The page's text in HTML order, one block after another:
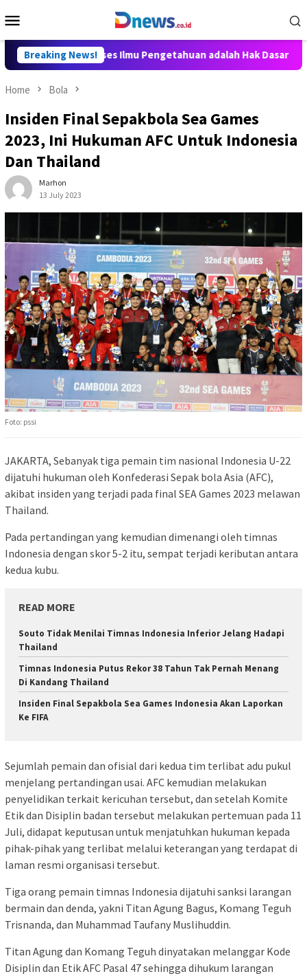
to
Menu
Breaking News!
Aditya: Akses Ilmu Pengetahuan adalah Hak Dasar Warga Negara
Home Bola
Insiden Final Sepakbola Sea Games
2023, Ini Hukuman AFC Untuk Indonesia
Dan Thailand
Marhon
13 July 2023
Foto: pssi
JAKARTA, Sebanyak tiga pemain tim nasional Indonesia U-22
dijatuhi hukuman oleh Konfederasi Sepak bola Asia (AFC),
akibat insiden yang terjadi pada final SEA Games 2023 melawan
Thailand.
Pada pertandingan yang kemudian dimenangi oleh timnas
Indonesia dengan skor 5-2 itu, sempat terjadi keributan antara
kedua kubu.
READ MORE
Souto Tidak Menilai Timnas Indonesia Inferior Jelang Hadapi
Thailand
Timnas Indonesia Putus Rekor 38 Tahun Tak Pernah Menang
Di Kandang Thailand
Insiden Final Sepakbola Sea Games Indonesia Akan Laporkan
Ke FIFA
Sejumlah pemain dan ofisial dari kedua tim terlibat adu pukul
menjelang pertandingan usai. AFC kemudian melakukan
penyelidikan terkait kericuhan tersebut, dan setelah Komite
Etik dan Disiplin badan tersebut melakukan pertemuan pada 11
Juli, didapat keputusan untuk menjatuhkan hukuman kepada
pihak-pihak yang terlibat melalui keterangan yang terdapat di
laman resmi organisasi tersebut.
Tiga orang pemain timnas Indonesia dijatuhi sanksi larangan
bermain dan denda, yakni Titan Agung Bagus, Komang Teguh
Trisnanda, dan Muhammad Taufany Muslihuddin.
Titan Agung dan Komang Teguh dinyatakan melanggar Kode
Disiplin dan Etik AFC Pasal 47 sehingga dihukum larangan